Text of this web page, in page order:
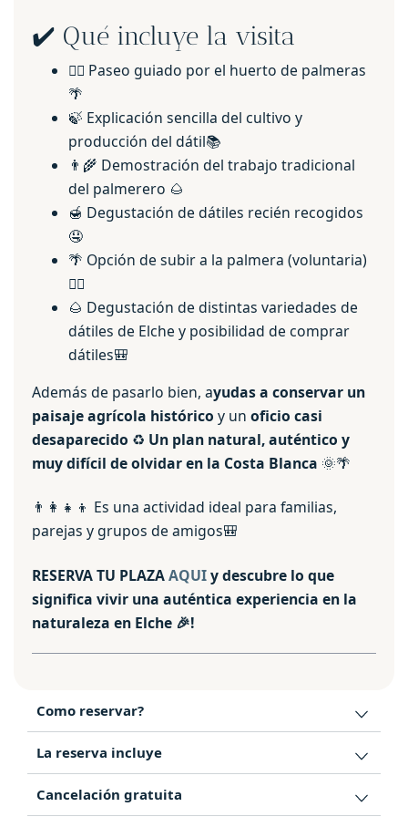
✔️ Qué incluye la visita
🚶‍♂️ Paseo guiado por el huerto de palmeras
🌴
🍃 Explicación sencilla del cultivo y
producción del dátil📚
👨‍🌾 Demostración del trabajo tradicional
del palmerero 🌰
🍯 Degustación de dátiles recién recogidos
🤤
🌴 Opción de subir a la palmera (voluntaria)
🧗‍♂️
🌰 Degustación de distintas variedades de
dátiles de Elche y posibilidad de comprar
dátiles🎒
Además de pasarlo bien, ayudas a conservar un
paisaje agrícola histórico y un oficio casi
desaparecido ♻️ Un plan natural, auténtico y
muy difícil de olvidar en la Costa Blanca 🌞🌴
👨‍👩‍👧‍👦 Es una actividad ideal para familias,
parejas y grupos de amigos🎒
RESERVA TU PLAZAAQUIy descubre lo que
significa vivir una auténtica experiencia en la
naturaleza en Elche 🎉!
Como reservar?
La reserva incluye
Cancelación gratuita